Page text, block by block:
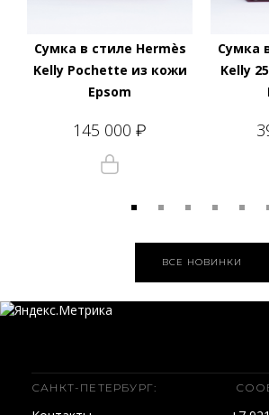
Сумка в стиле Hermès
Kelly Pochette из кожи
Epsom
145 000 ₽
Сумка
Kelly
ВСЕ НОВИНКИ
САНКТ-ПЕТЕРБУРГ: